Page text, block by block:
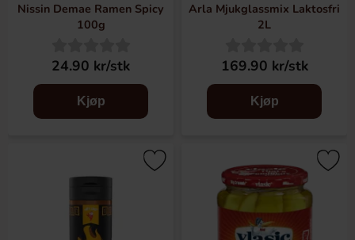
Nissin Demae Ramen Spicy
100g
24.90 kr/stk
Kjøp
Arla Mjukglassmix Laktosfri
2L
169.90 kr/stk
Kjøp